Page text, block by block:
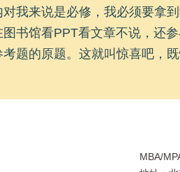
对我来说是必修，我必须要拿
图书馆看PPT看文章不说，还
题的原题。这就叫惊喜吧，
MBA/